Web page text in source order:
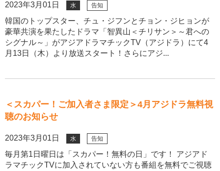
2023年3月01日 水 告知
韓国のトップスター、チュ・ジフンとチョン・ジヒョンが
豪華共演を果たしたドラマ「智異山＜チリサン＞～君への
シグナル～」がアジアドラマチックTV（アジドラ）にて4
月13日（木）より放送スタート！さらにアジ...
＜スカパー！ご加入者さま限定＞4月アジドラ無料視
聴のお知らせ
2023年3月01日 水 告知
毎月第1日曜日は「スカパー！無料の日」です！ アジアド
ラマチックTVに加入されていない方も番組を無料でご視聴